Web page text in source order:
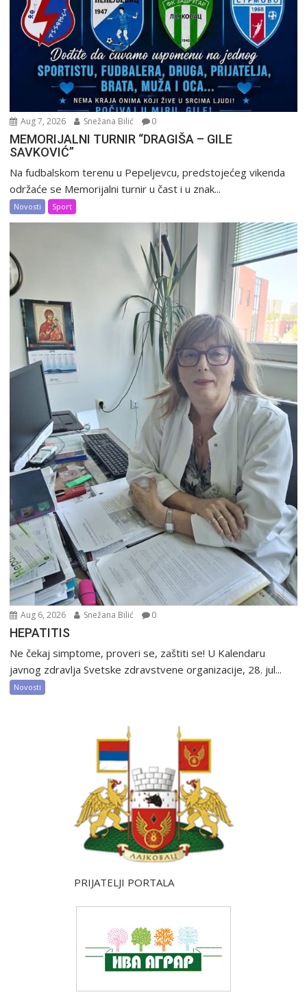
Aug 7, 2026 Snežana Bilić 0
MEMORIJALNI TURNIR “DRAGIŠA – GILE
SAVKOVIĆ”
Na fudbalskom terenu u Pepeljevcu, predstojećeg vikenda
održaće se Memorijalni turnir u čast i u znak...
Novosti Sport
Aug 6, 2026 Snežana Bilić 0
HEPATITIS
Ne čekaj simptome, proveri se, zaštiti se! U Kalendaru
javnog zdravlja Svetske zdravstvene organizacije, 28. jul...
Novosti
PRIJATELJI PORTALA